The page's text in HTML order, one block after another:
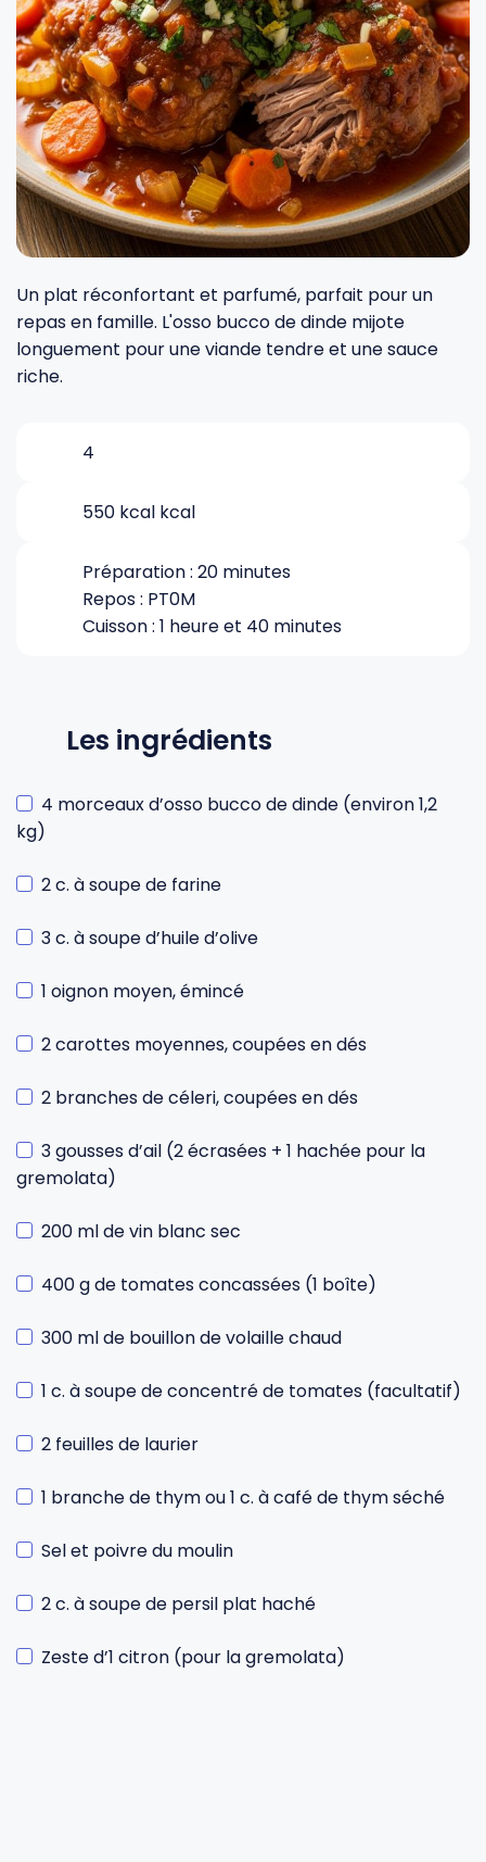
Fourches et fourchettes
Écumoires
Baguettes
Pilons
Presse-agrumes
Pinceaux
Couteaux à fromage
Couteaux à huîtres
Couteaux à pain
Couteaux filet de sole
Couteaux tranchelard
Éplucheurs et zesteurs
Aiguiseurs
Plats et plaques
Moules
Cercles à tarte
Couvercles
Manches et poignées
Nogent
Opinel
De Buyer
Cristel
Tefal
SIF Unis
Un plat réconfortant et parfumé, parfait pour un
repas en famille. L'osso bucco de dinde mijote
longuement pour une viande tendre et une sauce
riche.
4
550 kcal kcal
Préparation : 20 minutes
Repos : PT0M
Cuisson : 1 heure et 40 minutes
Les ingrédients
4 morceaux d’osso bucco de dinde (environ 1,2
kg)
2 c. à soupe de farine
3 c. à soupe d’huile d’olive
1 oignon moyen, émincé
2 carottes moyennes, coupées en dés
2 branches de céleri, coupées en dés
3 gousses d’ail (2 écrasées + 1 hachée pour la
gremolata)
200 ml de vin blanc sec
400 g de tomates concassées (1 boîte)
300 ml de bouillon de volaille chaud
1 c. à soupe de concentré de tomates (facultatif)
2 feuilles de laurier
1 branche de thym ou 1 c. à café de thym séché
Sel et poivre du moulin
2 c. à soupe de persil plat haché
Zeste d’1 citron (pour la gremolata)